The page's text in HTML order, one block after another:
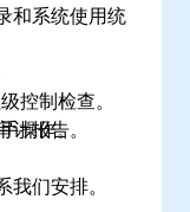
和系统使用统
控制检查。
报告。
操作。
们安排。